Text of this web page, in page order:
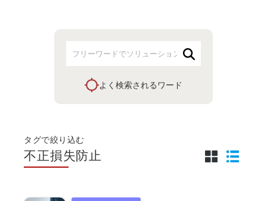
よく検索されるワード
タグで絞り込む
不正損失防止